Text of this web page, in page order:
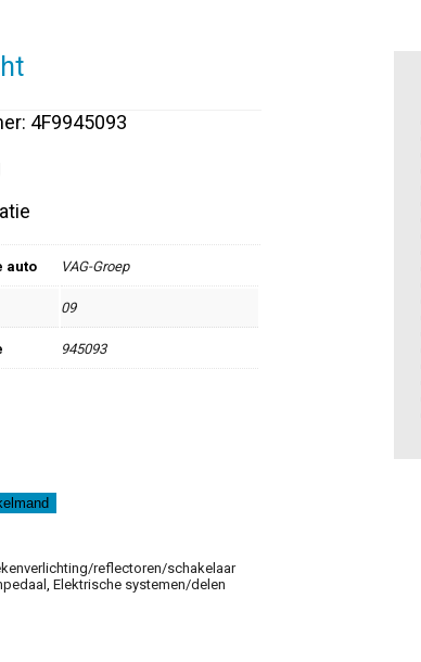
4F9945093
auto VAG-Groep
09
945093
reflectoren/schakelaar
,Elektrische systemen/delen